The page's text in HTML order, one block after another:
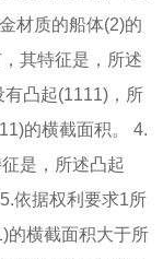
材质的船体(2)的
其特征是，所述
有凸起(1111)，所
的横截面积。 4.
是，所述凸起
依据权利要求1所
的横截面积大于所